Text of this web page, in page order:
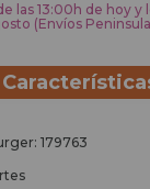
las 13:00h de hoy y
(Envíos
179763